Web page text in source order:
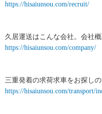
https://hisaiunsou.com/recruit/
久居運送はこんな会社。会社概
https://hisaiunsou.com/company/
三重発着の求荷求車をお探しの
https://hisaiunsou.com/transport/